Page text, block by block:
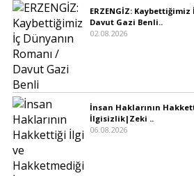
ERZENGİZ:
Davut Gazi Benli..
02.08.2026
İnsan Haklarının
İlgisizlik|Zeki ..
06.08.2026